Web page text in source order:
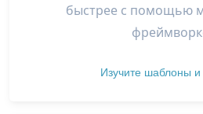
быстрее с помощью
Изучите шаблоны